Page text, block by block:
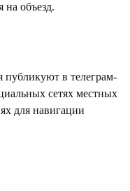
на объезд.
публикуют в телеграм-
сетях местных
для навигации